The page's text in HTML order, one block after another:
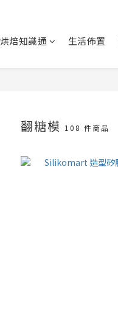
烘焙知識通 生活佈置
翻糖模 108 件商品